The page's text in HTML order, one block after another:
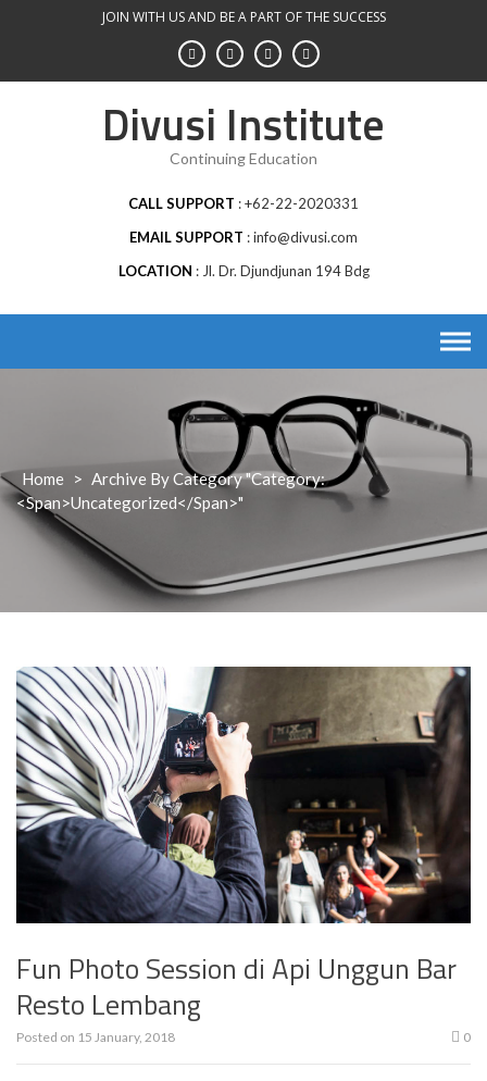
JOIN WITH US AND BE A PART OF THE SUCCESS
Divusi Institute
Continuing Education
CALL SUPPORT
+62-22-2020331
EMAIL SUPPORT
info@divusi.com
LOCATION
Jl. Dr. Djundjunan 194 Bdg
Home > Archive By Category "Category:
<span>Uncategorized</span>"
Fun Photo Session di Api Unggun Bar
Resto Lembang
Posted on 15 January, 2018 0